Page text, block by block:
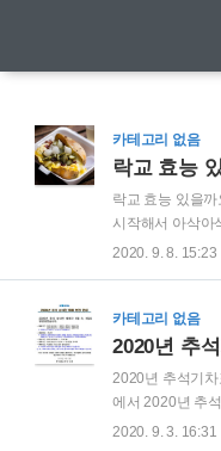
카테고리 없음
락교 효능
락교 효능 있을
시작해서 아삭아
등 절인 음식물의
들었는지 그리고
리는 초밥을 먹을
잘라도 몇시간
이 긴 채소입니
바로 프룩탄이라
2020. 9. 8. 15:23
카테고리 없음
2020년 추
2020년 추석기
에서 2020년 추
올해는 코로나도
2020. 9. 3. 16:31